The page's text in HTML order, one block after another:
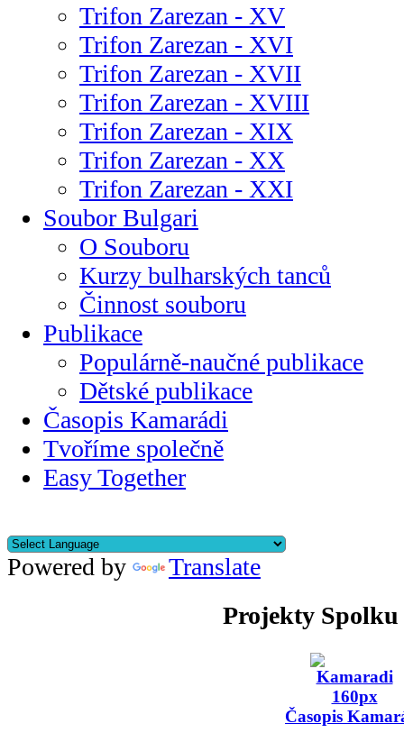
Trifon Zarezan - XV
Trifon Zarezan - XVI
Trifon Zarezan - XVII
Trifon Zarezan - XVIII
Trifon Zarezan - XIX
Trifon Zarezan - XX
Trifon Zarezan - XXI
Soubor Bulgari
O Souboru
Kurzy bulharských tanců
Činnost souboru
Publikace
Populárně-naučné publikace
Dětské publikace
Časopis Kamarádi
Tvoříme společně
Easy Together
Powered by
Translate
Projekty Spolku
Časopis